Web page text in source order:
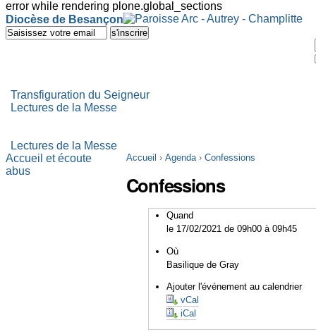
error while rendering plone.global_sections
Outils
personnels
Diocèse de Besançon
Aller
au
à
la
Transfiguration du Seigneur
Lectures de la Messe
Lectures de la Messe
Accueil › Agenda › Confessions
Confessions
Quand
le 17/02/2021 de 09h00 à 09h45
Où
Basilique de Gray
Ajouter l'événement au calendrier
vCal
iCal
Accueil et écoute
abus